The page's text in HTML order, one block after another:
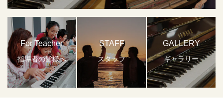
For Teacher
指導者の皆様へ
STAFF
スタッフ
GALLERY
ギャラリー